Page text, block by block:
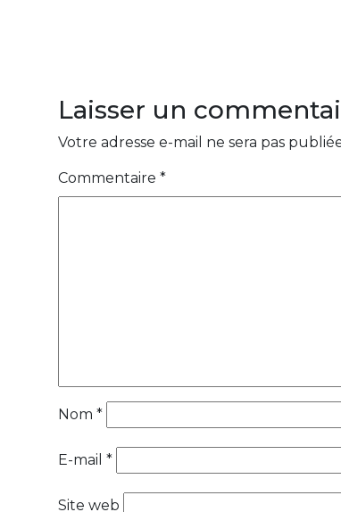
Laisser un
Votre adresse e-mail ne sera pas
Commentaire *
Nom *
E-mail *
Site web